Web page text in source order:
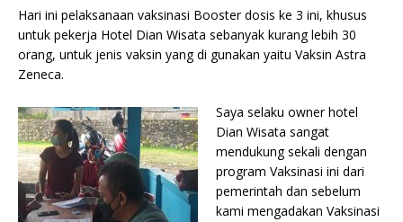
Hari ini pelaksanaan vaksinasi Booster dosis ke 3 ini, khusus
untuk pekerja Hotel Dian Wisata sebanyak kurang lebih 30
orang, untuk jenis vaksin yang di gunakan yaitu Vaksin Astra
Zeneca.
Saya selaku owner hotel
Dian Wisata sangat
mendukung sekali dengan
program Vaksinasi ini dari
pemerintah dan sebelum
kami mengadakan Vaksinasi